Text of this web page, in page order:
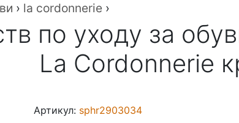
› la cordonnerie ›
по уходу за
La Cordonnerie
Артикул: sphr2903034